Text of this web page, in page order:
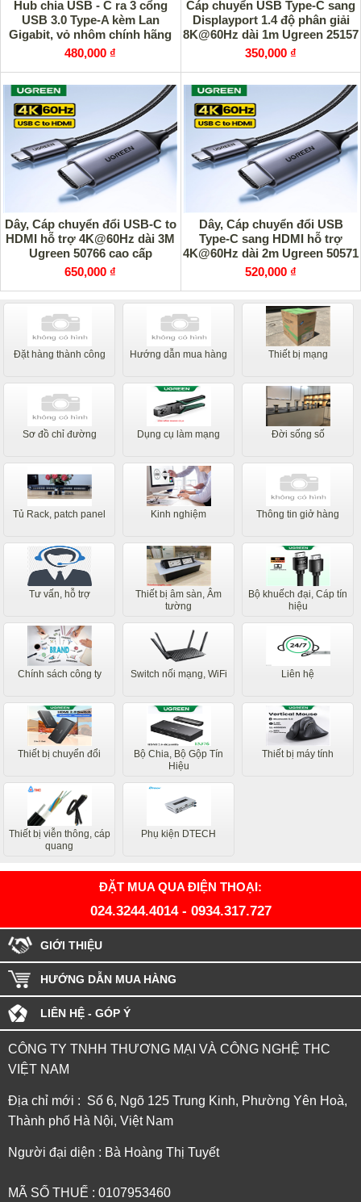
Hub chia USB - C ra 3 cổng
USB 3.0 Type-A kèm Lan
Gigabit, vỏ nhôm chính hãng
Ugreen 60600
480,000 ₫
Cáp chuyển USB Type-C sang
Displayport 1.4 độ phân giải
8K@60Hz dài 1m Ugreen 25157
cao cấp
350,000 ₫
Dây, Cáp chuyển đổi USB-C to
HDMI hỗ trợ 4K@60Hz dài 3M
Ugreen 50766 cao cấp
650,000 ₫
Dây, Cáp chuyển đổi USB
Type-C sang HDMI hỗ trợ
4K@60Hz dài 2m Ugreen 50571
cao cấp
520,000 ₫
Đặt hàng thành công Hướng dẫn mua hàng Thiết bị mạng
Sơ đồ chỉ đường Dụng cụ làm mạng Đời sống số
Tủ Rack, patch panel Kinh nghiệm Thông tin giở hàng
Tư vấn, hỗ trợ
Thiết bị âm sàn, Âm
tường
Bộ khuếch đại, Cáp tín
hiệu
Chính sách công ty Switch nối mạng, WiFi Liên hệ
Thiết bị chuyển đổi
Bộ Chia, Bộ Gộp Tín
Hiệu
Thiết bị máy tính
Thiết bị viễn thông, cáp
quang
Phụ kiện DTECH
ĐẶT MUA QUA ĐIỆN THOẠI:
024.3244.4014- 0934.317.727
GIỚI THIỆU
HƯỚNG DẪN MUA HÀNG
LIÊN HỆ - GÓP Ý
CÔNG TY TNHH THƯƠNG MẠI VÀ CÔNG NGHỆ THC
VIỆT NAM
Địa chỉ mới : Số 6, Ngõ 125 Trung Kinh, Phường Yên Hoà,
Thành phố Hà Nội, Việt Nam
Người đại diện : Bà Hoàng Thị Tuyết
MÃ SỐ THUẾ : 0107953460